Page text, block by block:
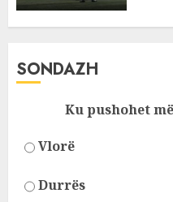
SONDAZH
Ku pushohet
Vlorë
Durrës